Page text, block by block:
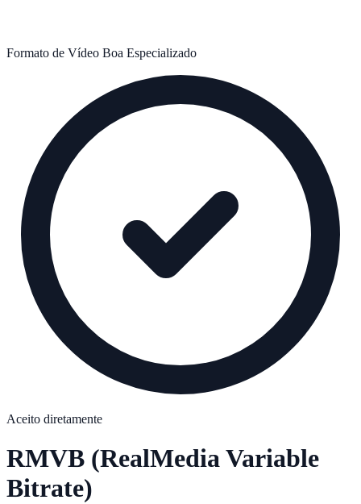
Formato de Vídeo Boa Especializado
Aceito diretamente
RMVB (RealMedia Variable
Bitrate)